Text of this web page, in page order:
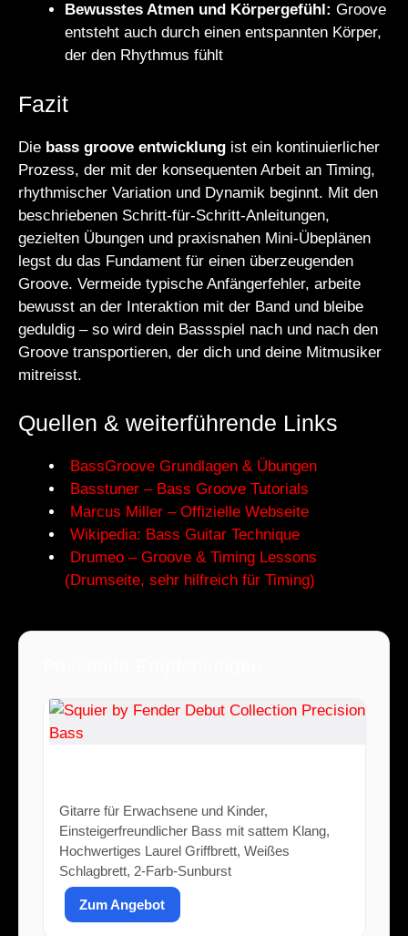
Bewusstes Atmen und Körpergefühl: Groove
entsteht auch durch einen entspannten Körper,
der den Rhythmus fühlt
Fazit
Die bass groove entwicklung ist ein kontinuierlicher
Prozess, der mit der konsequenten Arbeit an Timing,
rhythmischer Variation und Dynamik beginnt. Mit den
beschriebenen Schritt-für-Schritt-Anleitungen,
gezielten Übungen und praxisnahen Mini-Übeplänen
legst du das Fundament für einen überzeugenden
Groove. Vermeide typische Anfängerfehler, arbeite
bewusst an der Interaktion mit der Band und bleibe
geduldig – so wird dein Bassspiel nach und nach den
Groove transportieren, der dich und deine Mitmusiker
mitreisst.
Quellen & weiterführende Links
BassGroove Grundlagen & Übungen
Basstuner – Bass Groove Tutorials
Marcus Miller – Offizielle Webseite
Wikipedia: Bass Guitar Technique
Drumeo – Groove & Timing Lessons
(Drumseite, sehr hilfreich für Timing)
Gitarre für Erwachsene und Kinder,
Einsteigerfreundlicher Bass mit sattem Klang,
Hochwertiges Laurel Griffbrett, Weißes
Schlagbrett, 2-Farb-Sunburst
Zum Angebot